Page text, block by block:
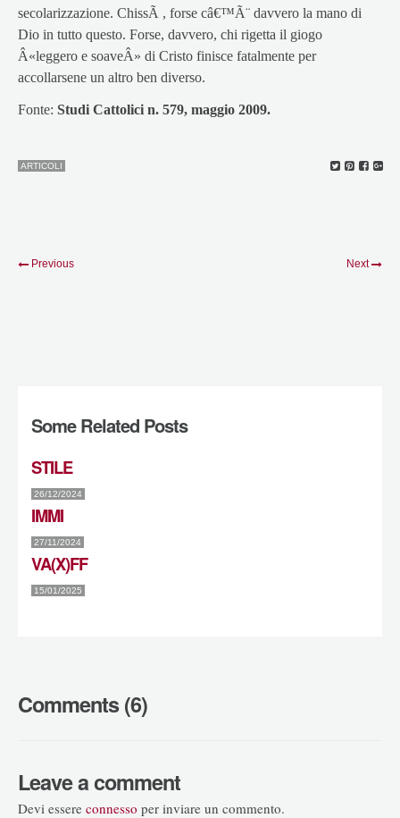
secolarizzazione. ChissÃ , forse câ€™Ã¨ davvero la mano di
Dio in tutto questo. Forse, davvero, chi rigetta il giogo
Â«leggero e soaveÂ» di Cristo finisce fatalmente per
accollarsene un altro ben diverso.
Fonte: Studi Cattolici n. 579, maggio 2009.
ARTICOLI
Previous Next
Some Related Posts
STILE
26/12/2024
IMMI
27/11/2024
VA(X)FF
15/01/2025
Comments (6)
Leave a comment
Devi essere connesso per inviare un commento.